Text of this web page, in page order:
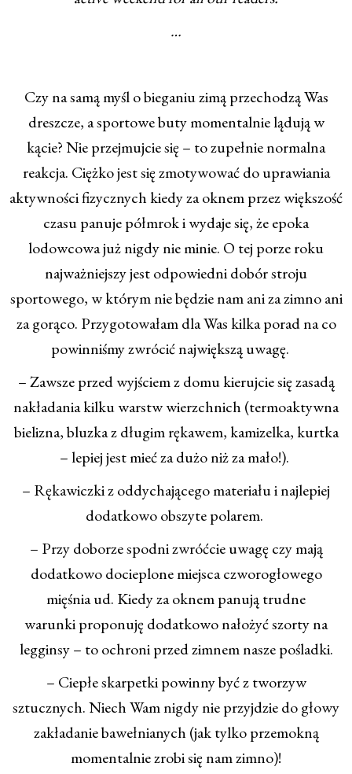
…
Czy na samą myśl o bieganiu zimą przechodzą Was
dreszcze, a sportowe buty momentalnie lądują w
kącie? Nie przejmujcie się – to zupełnie normalna
reakcja. Ciężko jest się zmotywować do uprawiania
aktywności fizycznych kiedy za oknem przez większość
czasu panuje półmrok i wydaje się, że epoka
lodowcowa już nigdy nie minie. O tej porze roku
najważniejszy jest odpowiedni dobór stroju
sportowego, w którym nie będzie nam ani za zimno ani
za gorąco. Przygotowałam dla Was kilka porad na co
powinniśmy zwrócić największą uwagę.
– Zawsze przed wyjściem z domu kierujcie się zasadą
nakładania kilku warstw wierzchnich (termoaktywna
bielizna, bluzka z długim rękawem, kamizelka, kurtka
– lepiej jest mieć za dużo niż za mało!).
– Rękawiczki z oddychającego materiału i najlepiej
dodatkowo obszyte polarem.
– Przy doborze spodni zwróćcie uwagę czy mają
dodatkowo docieplone miejsca czworogłowego
mięśnia ud. Kiedy za oknem panują trudne
warunki proponuję dodatkowo nałożyć szorty na
legginsy – to ochroni przed zimnem nasze pośladki.
– Ciepłe skarpetki powinny być z tworzyw
sztucznych. Niech Wam nigdy nie przyjdzie do głowy
zakładanie bawełnianych (jak tylko przemokną
momentalnie zrobi się nam zimno)!